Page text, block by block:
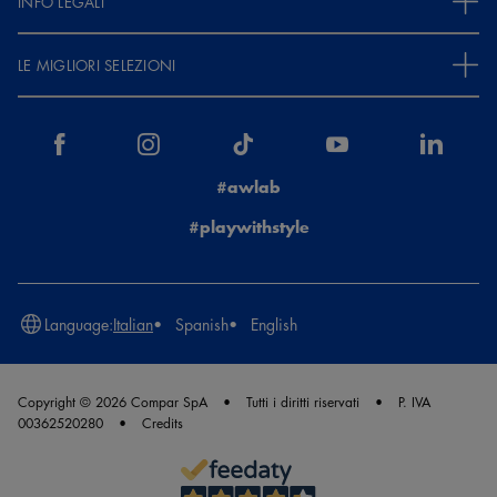
LE MIGLIORI SELEZIONI
#awlab
#playwithstyle
Language:Italian Spanish English
Copyright © 2026 Compar SpA Tutti i diritti riservati
P. IVA
00362520280
Credits